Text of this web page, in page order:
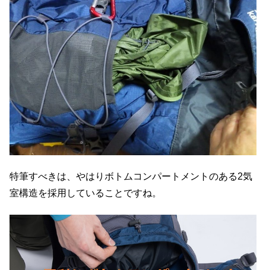
特筆すべきは、やはりボトムコンパートメントのある2気
室構造を採用していることですね。